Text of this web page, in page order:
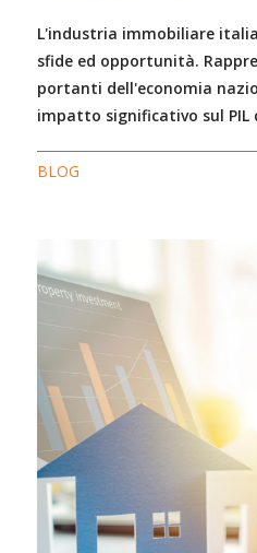
L'industria immobiliare
sfide ed opportunità.
portanti dell'economia
impatto significativo sul PIL
BLOG